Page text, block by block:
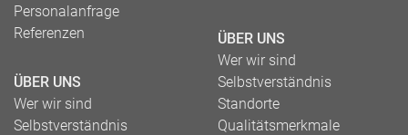
Personalanfrage
Referenzen
ÜBER UNS
Wer wir sind
Selbstverständnis
ÜBER UNS
Wer wir sind
Selbstverständnis
Standorte
Qualitätsmerkmale